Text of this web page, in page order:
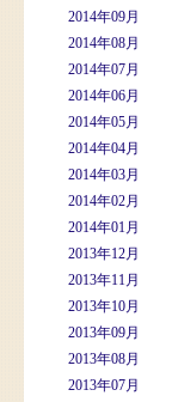
2014年09月
2014年08月
2014年07月
2014年06月
2014年05月
2014年04月
2014年03月
2014年02月
2014年01月
2013年12月
2013年11月
2013年10月
2013年09月
2013年08月
2013年07月